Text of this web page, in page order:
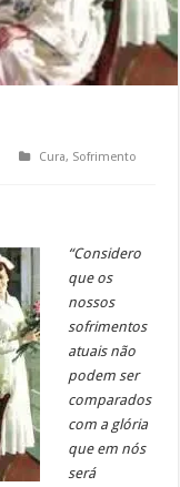
Cura, Sofrimento
“Considero
que os
nossos
sofrimentos
atuais não
podem ser
comparados
com a glória
que em nós
será